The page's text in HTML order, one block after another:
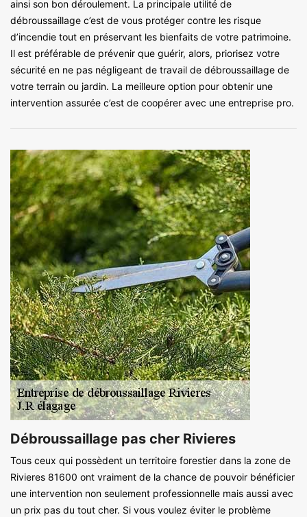
ainsi son bon déroulement. La principale utilité de
débroussaillage c’est de vous protéger contre les risque
d’incendie tout en préservant les bienfaits de votre patrimoine.
Il est préférable de prévenir que guérir, alors, priorisez votre
sécurité en ne pas négligeant de travail de débroussaillage de
votre terrain ou jardin. La meilleure option pour obtenir une
intervention assurée c’est de coopérer avec une entreprise pro.
Débroussaillage pas cher Rivieres
Tous ceux qui possèdent un territoire forestier dans la zone de
Rivieres 81600 ont vraiment de la chance de pouvoir bénéficier
une intervention non seulement professionnelle mais aussi avec
un prix pas du tout cher. Si vous voulez éviter le problème